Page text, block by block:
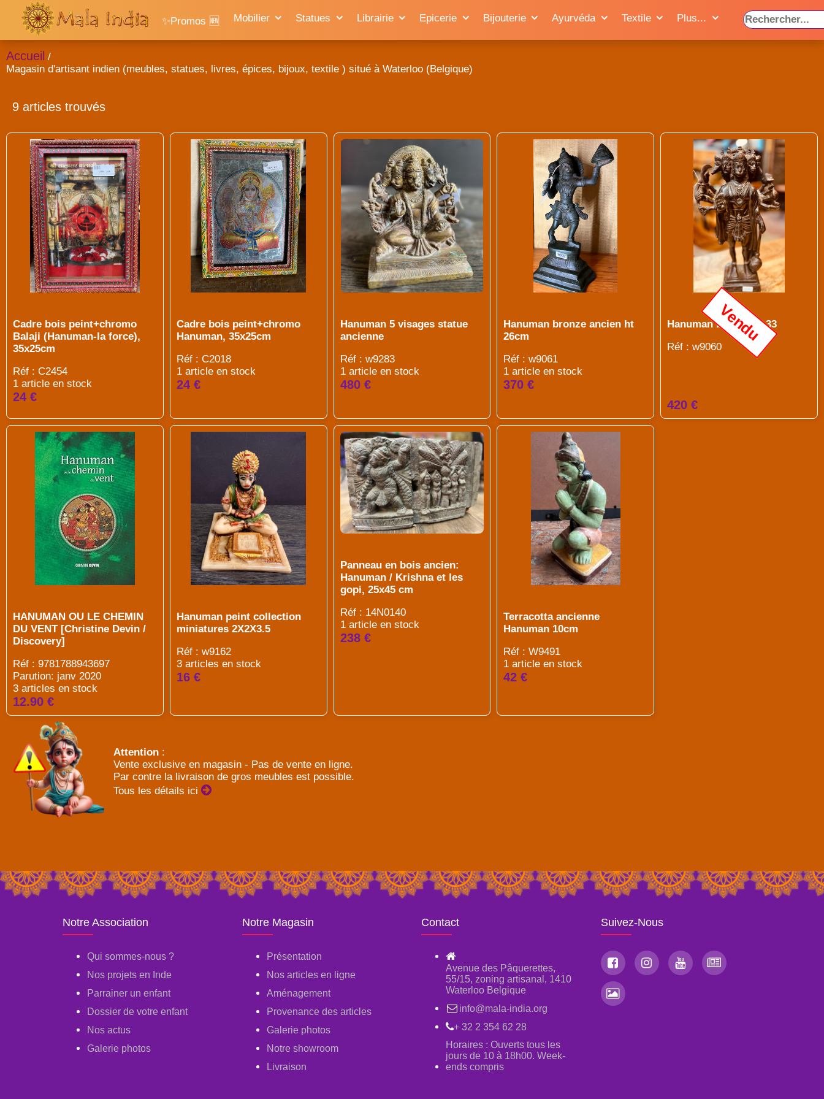
✨Promos 🆕 Mobilier Statues Librairie Epicerie Bijouterie Ayurvéda Textile Plus...
Accueil /
Magasin d'artisant indien (meubles, statues, livres, épices, bijoux, textile ) situé à Waterloo (Belgique)
9 articles trouvés
Cadre bois peint+chromo
Balaji (Hanuman-la force),
35x25cm
Réf : C2454
1 article en stock
24 €
Cadre bois peint+chromo
Hanuman, 35x25cm
Réf : C2018
1 article en stock
24 €
Hanuman 5 visages statue
ancienne
Réf : w9283
1 article en stock
480 €
Hanuman bronze ancien ht
26cm
Réf : w9061
1 article en stock
370 €
Hanuman bronze ht 33
Réf : w9060
Vendu
420 €
HANUMAN OU LE CHEMIN
DU VENT [Christine Devin /
Discovery]
Réf : 9781788943697
Parution: janv 2020
3 articles en stock
12.90 €
Hanuman peint collection
miniatures 2X2X3.5
Réf : w9162
3 articles en stock
16 €
Panneau en bois ancien:
Hanuman / Krishna et les
gopi, 25x45 cm
Réf : 14N0140
1 article en stock
238 €
Terracotta ancienne
Hanuman 10cm
Réf : W9491
1 article en stock
42 €
Attention :
Vente exclusive en magasin - Pas de vente en ligne.
Par contre la livraison de gros meubles est possible.
Tous les détails ici
Notre Association
Qui sommes-nous ?
Nos projets en Inde
Parrainer un enfant
Dossier de votre enfant
Nos actus
Galerie photos
Notre Magasin
Présentation
Nos articles en ligne
Aménagement
Provenance des articles
Galerie photos
Notre showroom
Livraison
Contact
Avenue des Pâquerettes,
55/15, zoning artisanal, 1410
Waterloo Belgique
info@mala-india.org
+ 32 2 354 62 28
Horaires : Ouverts tous les
jours de 10 à 18h00. Week-
ends compris
Suivez-Nous